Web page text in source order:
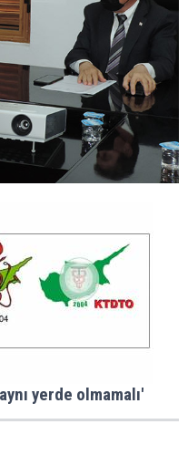
yerde olmamalı'